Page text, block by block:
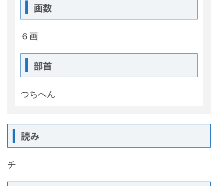
画数
６画
部首
つちへん
読み
チ